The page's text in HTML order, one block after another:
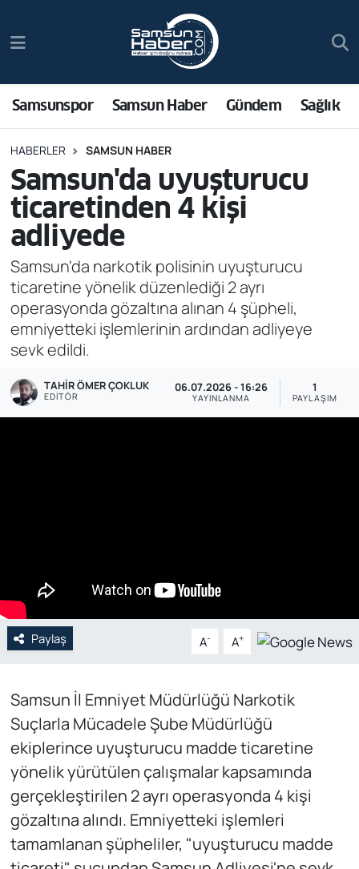
Samsunspor Samsun Haber Gündem Sağlık
HABERLER SAMSUN HABER
Samsun'da uyuşturucu
ticaretinden 4 kişi
adliyede
Samsun'da narkotik polisinin uyuşturucu
ticaretine yönelik düzenlediği 2 ayrı
operasyonda gözaltına alınan 4 şüpheli,
emniyetteki işlemlerinin ardından adliyeye
sevk edildi.
TAHIR ÖMER ÇOKLUK
EDITÖR
06.07.2026 - 16:26
YAYINLANMA
1
PAYLAŞIM
Paylaş A- A+
Samsun İl Emniyet Müdürlüğü Narkotik
Suçlarla Mücadele Şube Müdürlüğü
ekiplerince uyuşturucu madde ticaretine
yönelik yürütülen çalışmalar kapsamında
gerçekleştirilen 2 ayrı operasyonda 4 kişi
gözaltına alındı. Emniyetteki işlemleri
tamamlanan şüpheliler, "uyuşturucu madde
Samsun Haber
Sağlık
Asayiş
Bilim ve Teknoloji
Bölge
Dünya
Ekonomi
Genel
Spor
Web Tv
Trafik Durumu
Süper Lig Puan Durumu ve Fikstür
Tüm Manşetler
Son Dakika Haberleri
Haber Arşivi